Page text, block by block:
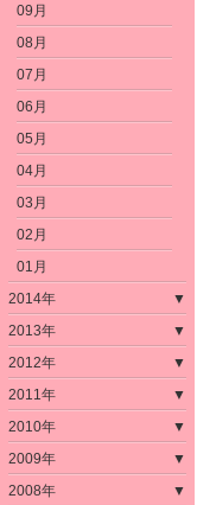
09月
08月
07月
06月
05月
04月
03月
02月
01月
2014年
▼
2013年
▼
2012年
▼
2011年
▼
2010年
▼
2009年
▼
2008年
▼